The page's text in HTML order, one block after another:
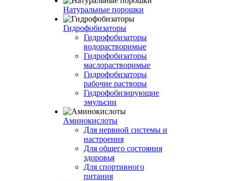
Натуральные порошки
Гидрофобизаторы
Гидрофобизаторы
водорастворимые
Гидрофобизаторы
маслорастворимые
Гидрофобизаторы
рабочие растворы
Гидрофобизирующие
эмульсии
Аминокислоты
Для нервной системы и
настроения
Для общего состояния
здоровья
Для спортивного
питания